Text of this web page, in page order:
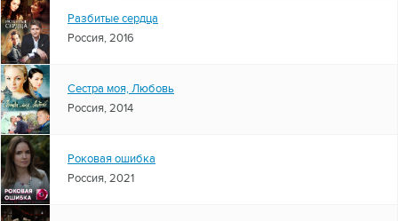
Разбитые сердца
Россия, 2016
Сестра моя, Любовь
Россия, 2014
Роковая ошибка
Россия, 2021